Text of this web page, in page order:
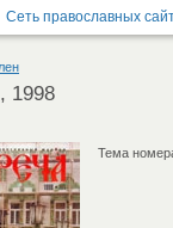
1998
Тема